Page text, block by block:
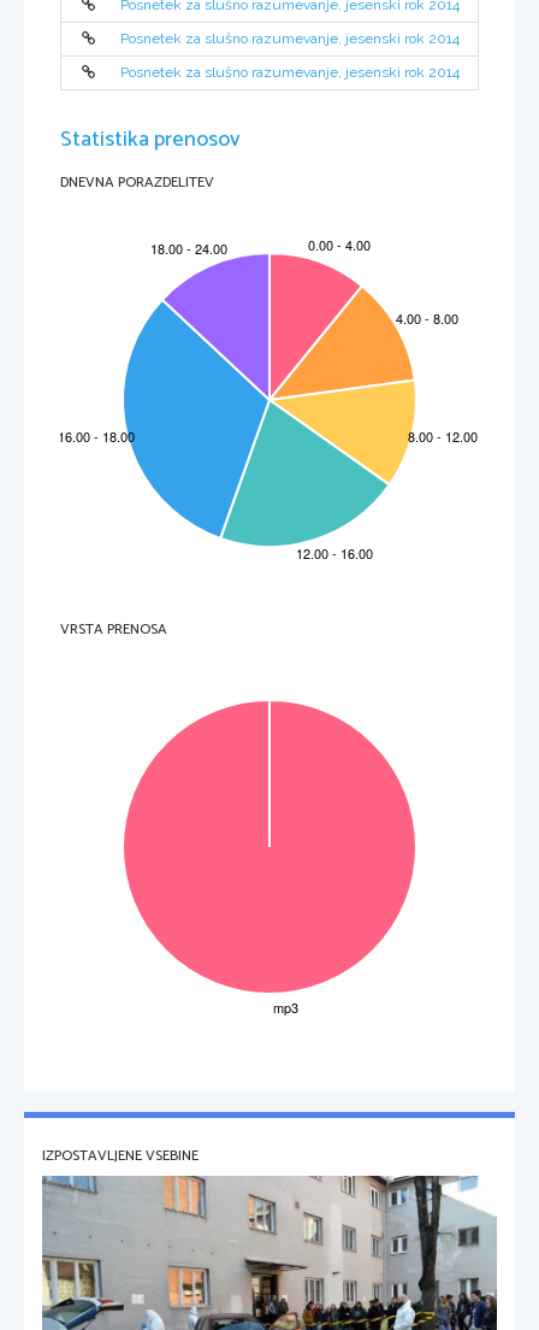
Posnetek za slušno razumevanje, jesenski rok 2014
Posnetek za slušno razumevanje, jesenski rok 2014
Posnetek za slušno razumevanje, jesenski rok 2014
Statistika prenosov
DNEVNA PORAZDELITEV
VRSTA PRENOSA
IZPOSTAVLJENE VSEBINE